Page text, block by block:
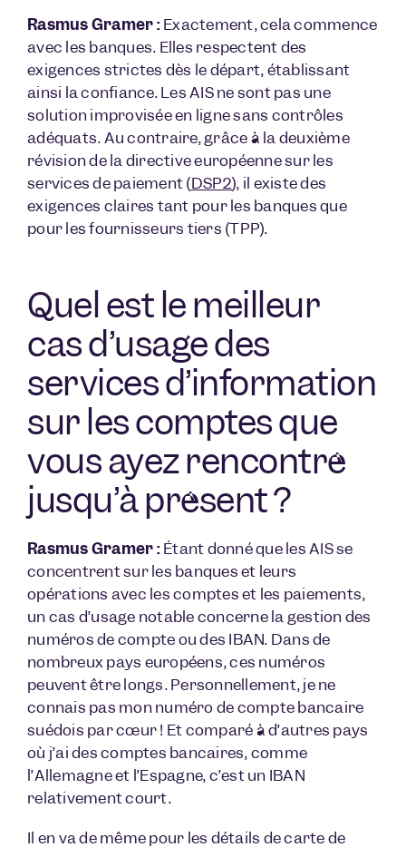
Rasmus Gramer :Exactement, cela commence
avec les banques. Elles respectent des
exigences strictes dès le départ, établissant
ainsi la confiance. Les AIS ne sont pas une
solution improvisée en ligne sans contrôles
adéquats. Au contraire, grâce à la deuxième
révision de la directive européenne sur les
services de paiement (DSP2), il existe des
exigences claires tant pour les banques que
pour les fournisseurs tiers (TPP).
Quel est le meilleur
cas d’usage des
services d’information
sur les comptes que
vous ayez rencontré
jusqu’à présent ?
Rasmus Gramer :Étant donné que les AIS se
concentrent sur les banques et leurs
opérations avec les comptes et les paiements,
un cas d’usage notable concerne la gestion des
numéros de compte ou des IBAN. Dans de
nombreux pays européens, ces numéros
peuvent être longs. Personnellement, je ne
connais pas mon numéro de compte bancaire
suédois par cœur ! Et comparé à d’autres pays
où j’ai des comptes bancaires, comme
l’Allemagne et l’Espagne, c’est un IBAN
relativement court.
Il en va de même pour les détails de carte de